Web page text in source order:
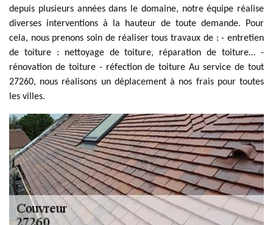
depuis plusieurs années dans le domaine, notre équipe réalise
diverses interventions à la hauteur de toute demande. Pour
cela, nous prenons soin de réaliser tous travaux de : - entretien
de toiture : nettoyage de toiture, réparation de toiture… -
rénovation de toiture - réfection de toiture Au service de tout
27260, nous réalisons un déplacement à nos frais pour toutes
les villes.